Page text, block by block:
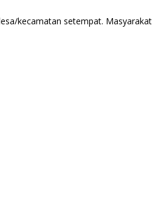
kecamatan setempat. Masyarakat